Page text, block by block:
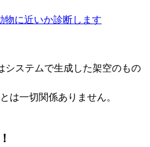
物に近いか診断します
システムで生成した架空のもの
は一切関係ありません。